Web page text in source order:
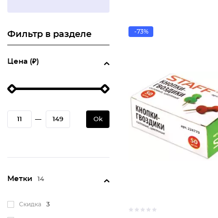
Фильтр в разделе
Цена (₽)
— Ok
Метки 14
Скидка 3
-73%